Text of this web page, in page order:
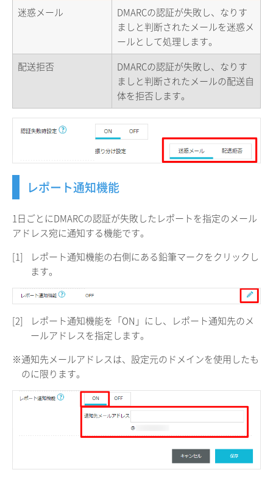
迷惑メール
DMARCの認証が失敗し、なりす
ましと判断されたメールを迷惑メ
ールとして処理します。
配送拒否
DMARCの認証が失敗し、なりす
ましと判断されたメールの配送自
体を拒否します。
レポート通知機能
1日ごとにDMARCの認証が失敗したレポートを指定のメール
アドレス宛に通知する機能です。
[1]
レポート通知機能の右側にある鉛筆マークをクリックし
ます。
[2]
レポート通知機能を「ON」にし、レポート通知先のメ
ールアドレスを指定します。
※通知先メールアドレスは、設定元のドメインを使用したも
のに限ります。